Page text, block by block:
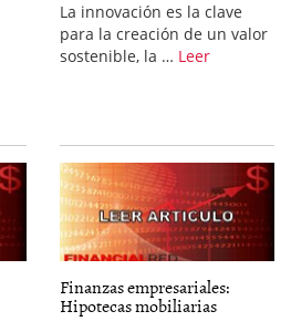
La innovación es la clave
para la creación de un valor
sostenible, la … Leer
Finanzas empresariales:
Hipotecas mobiliarias